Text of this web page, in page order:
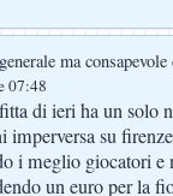
ma
07:48
di ieri ha un solo
imperversa su
i meglio giocatori e
un euro per la